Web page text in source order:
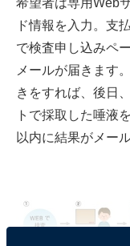
希望者は専用Web
ド情報を入力。支
で検査申し込みペ
メールが届きます
きをすれば、後日
トで採取した唾液
以内に結果がメー